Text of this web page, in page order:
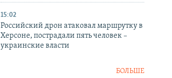
15:02
Российский дрон атаковал маршрутку в
Херсоне, пострадали пять человек –
украинские власти
БОЛЬШЕ